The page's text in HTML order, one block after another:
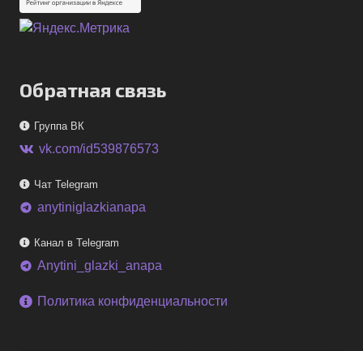
Обратная связь
Группа ВК
vk.com/id539876573
Чат Telegram
telegram anytiniglazkianapa
Канал в Telegram
telegram Anytini_glazki_anapa
Политика конфиденциальности